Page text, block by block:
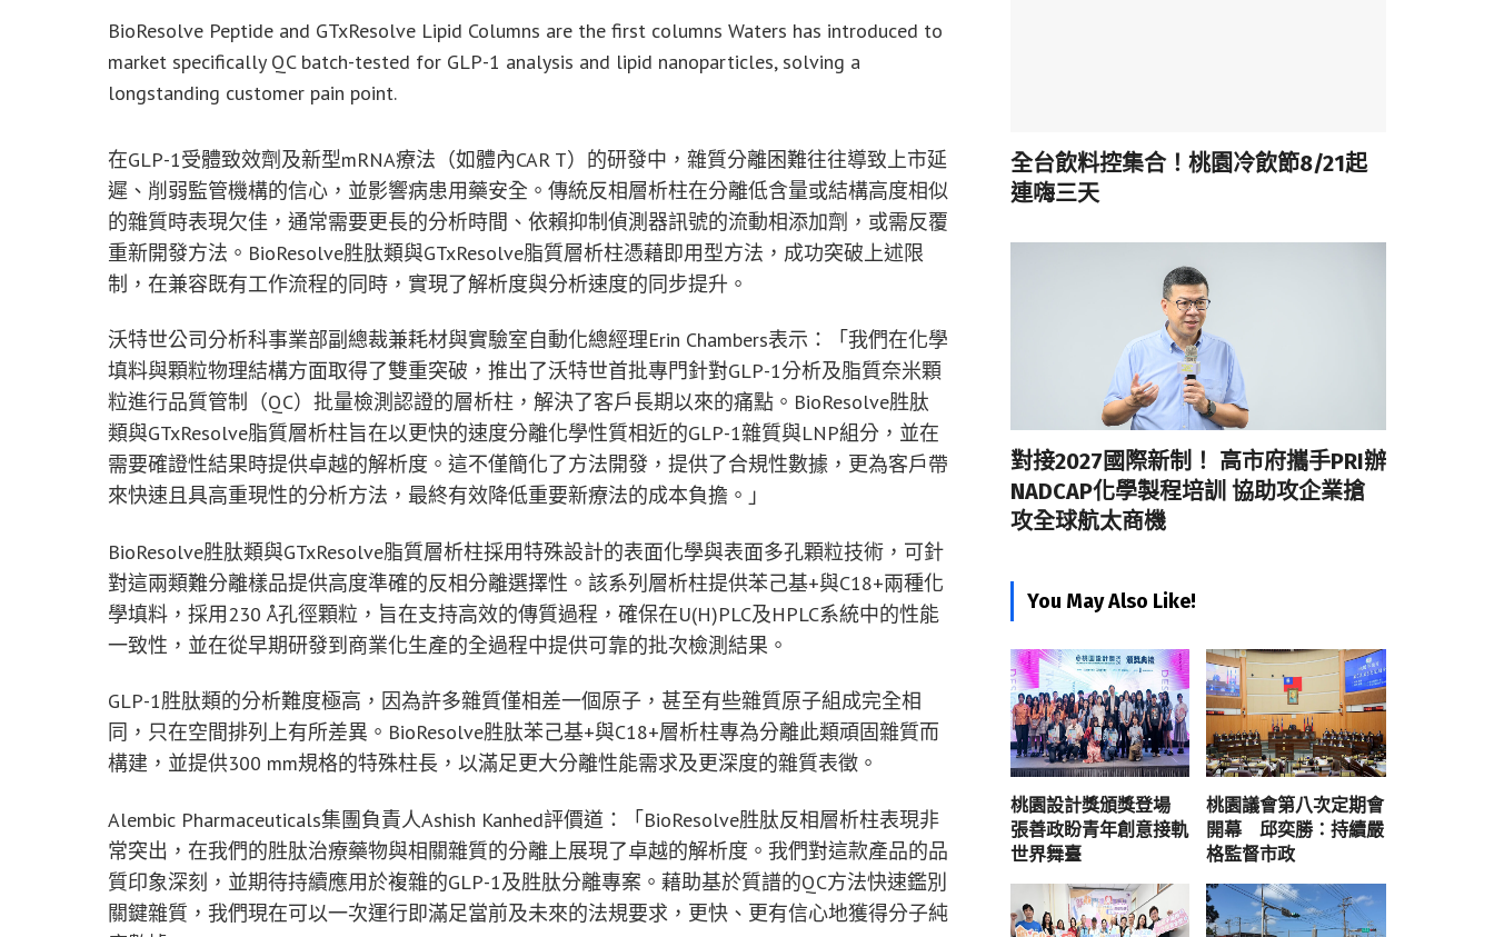
BioResolve Peptide and GTxResolve Lipid Columns are the first columns Waters has introduced to
market specifically QC batch-tested for GLP-1 analysis and lipid nanoparticles, solving a
longstanding customer pain point.
在GLP-1受體致效劑及新型mRNA療法（如體內CAR T）的研發中，雜質分離困難往往導致上市延
遲、削弱監管機構的信心，並影響病患用藥安全。傳統反相層析柱在分離低含量或結構高度相似
的雜質時表現欠佳，通常需要更長的分析時間、依賴抑制偵測器訊號的流動相添加劑，或需反覆
重新開發方法。BioResolve胜肽類與GTxResolve脂質層析柱憑藉即用型方法，成功突破上述限
制，在兼容既有工作流程的同時，實現了解析度與分析速度的同步提升。
沃特世公司分析科事業部副總裁兼耗材與實驗室自動化總經理Erin Chambers表示：「我們在化學
填料與顆粒物理結構方面取得了雙重突破，推出了沃特世首批專門針對GLP-1分析及脂質奈米顆
粒進行品質管制（QC）批量檢測認證的層析柱，解決了客戶長期以來的痛點。BioResolve胜肽
類與GTxResolve脂質層析柱旨在以更快的速度分離化學性質相近的GLP-1雜質與LNP組分，並在
需要確證性結果時提供卓越的解析度。這不僅簡化了方法開發，提供了合規性數據，更為客戶帶
來快速且具高重現性的分析方法，最終有效降低重要新療法的成本負擔。」
BioResolve胜肽類與GTxResolve脂質層析柱採用特殊設計的表面化學與表面多孔顆粒技術，可針
對這兩類難分離樣品提供高度準確的反相分離選擇性。該系列層析柱提供苯己基+與C18+兩種化
學填料，採用230 Å孔徑顆粒，旨在支持高效的傳質過程，確保在U(H)PLC及HPLC系統中的性能
一致性，並在從早期研發到商業化生產的全過程中提供可靠的批次檢測結果。
GLP-1胜肽類的分析難度極高，因為許多雜質僅相差一個原子，甚至有些雜質原子組成完全相
同，只在空間排列上有所差異。BioResolve胜肽苯己基+與C18+層析柱專為分離此類頑固雜質而
構建，並提供300 mm規格的特殊柱長，以滿足更大分離性能需求及更深度的雜質表徵。
Alembic Pharmaceuticals集團負責人Ashish Kanhed評價道：「BioResolve胜肽反相層析柱表現非
常突出，在我們的胜肽治療藥物與相關雜質的分離上展現了卓越的解析度。我們對這款產品的品
質印象深刻，並期待持續應用於複雜的GLP-1及胜肽分離專案。藉助基於質譜的QC方法快速鑑別
關鍵雜質，我們現在可以一次運行即滿足當前及未來的法規要求，更快、更有信心地獲得分子純
全台飲料控集合！桃園冷飲節8/21起
連嗨三天
對接2027國際新制！ 高市府攜手PRI辦
NADCAP化學製程培訓 協助攻企業搶
攻全球航太商機
You May Also Like!
桃園設計獎頒獎登場
張善政盼青年創意接軌
世界舞臺
桃園議會第八次定期會
開幕 邱奕勝：持續嚴
格監督市政